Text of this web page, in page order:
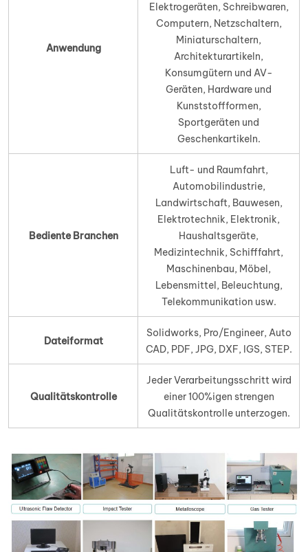
Anwendung
Elektrogeräten, Schreibwaren,
Computern, Netzschaltern,
Miniaturschaltern,
Architekturartikeln,
Konsumgütern und AV-
Geräten, Hardware und
Kunststoffformen,
Sportgeräten und
Geschenkartikeln.
Bediente Branchen
Luft- und Raumfahrt,
Automobilindustrie,
Landwirtschaft, Bauwesen,
Elektrotechnik, Elektronik,
Haushaltsgeräte,
Medizintechnik, Schifffahrt,
Maschinenbau, Möbel,
Lebensmittel, Beleuchtung,
Telekommunikation usw.
Dateiformat
Solidworks, Pro/Engineer, Auto
CAD, PDF, JPG, DXF, IGS, STEP.
Qualitätskontrolle
Jeder Verarbeitungsschritt wird
einer 100%igen strengen
Qualitätskontrolle unterzogen.